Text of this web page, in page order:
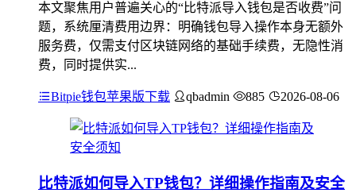
本文聚焦用户普遍关心的“比特派导入钱包是否收费”问
题，系统厘清费用边界：明确钱包导入操作本身无额外
服务费，仅需支付区块链网络的基础手续费，无隐性消
费，同时提供实...
Bitpie钱包苹果版下载 qbadmin 885 2026-08-06
比特派如何导入TP钱包？详细操作指南及安全